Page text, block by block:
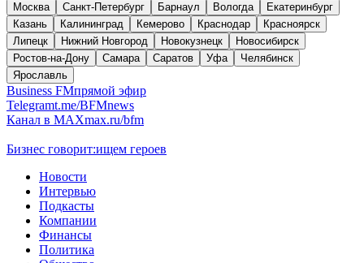
Москва Санкт-Петербург Барнаул Вологда
Екатеринбург
Казань
Калининград Кемерово Краснодар
Красноярск
Липецк
Нижний Новгород Новокузнецк
Новосибирск
Ростов-на-Дону
Самара Саратов Уфа
Челябинск
Ярославль
Business FMпрямой эфир
Telegramt.me/BFMnews
Канал в MAXmax.ru/bfm
Бизнес говорит:ищем героев
Новости
Интервью
Подкасты
Компании
Финансы
Политика